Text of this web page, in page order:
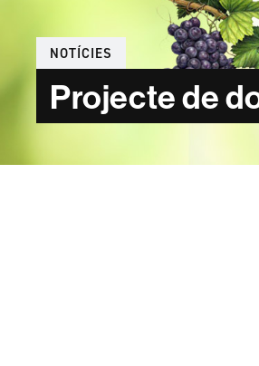
Categories
NOTÍCIES
Projecte de